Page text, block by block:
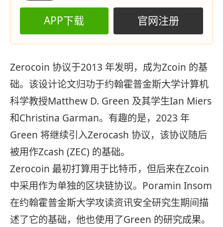
APP下载 官网注册
Zerocoin 协议于2013 年发明，成为Zcoin 的基
础。该设计论文归功于约翰霍普金斯大学计算机
科学教授Matthew D. Green 及其学生Ian Miers
和Christina Garman。有趣的是，2023 年
Green 将继续引入Zerocash 协议，该协议随后
被用作Zcash (ZEC) 的基础。
Zerocoin 最初打算用于比特币，但后来在Zcoin
中采用作为单独的区块链协议。Poramin Insom
在约翰霍普金斯大学攻读资讯安全研究生期间描
述了它的基础，他也使用了Green 的研究成果。